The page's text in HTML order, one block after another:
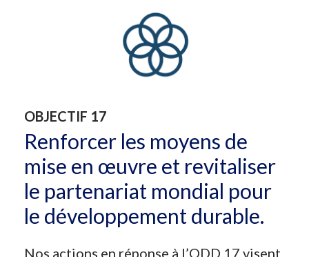
OBJECTIF 17
Renforcer les moyens de
mise en œuvre et revitaliser
le partenariat mondial pour
le développement durable.
Nos actions en réponse à l’ODD 17 visent